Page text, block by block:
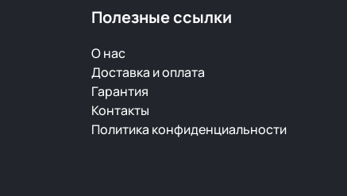
Полезные ссылки
О нас
Доставка и оплата
Гарантия
Контакты
Политика конфиденциальности